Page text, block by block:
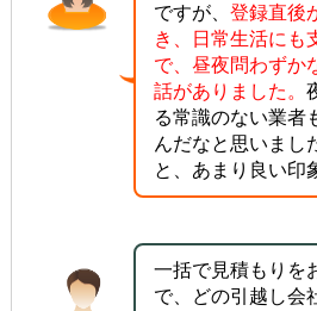
ですが、 登録直後
き、日常生活にも
で、昼夜問わずか
話がありました。
る常識のない業者
んだなと思いまし
と、あまり良い印
一括で見積もりを
で、どの引越し会